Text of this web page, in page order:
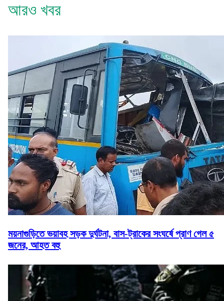
আরও খবর
ময়নাগুড়িতে ভয়াবহ সড়ক দুর্ঘটনা, বাস-ট্রাকের সংঘর্ষে প্রাণ গেল ৫
জনের, আহত বহু